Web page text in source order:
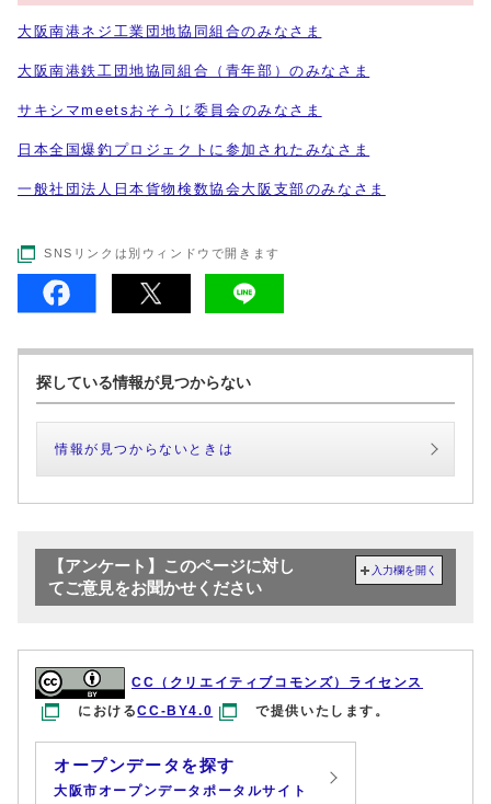
大阪南港ネジ工業団地協同組合のみなさま
大阪南港鉄工団地協同組合（青年部）のみなさま
サキシマmeetsおそうじ委員会のみなさま
日本全国爆釣プロジェクトに参加されたみなさま
一般社団法人日本貨物検数協会大阪支部のみなさま
SNSリンクは別ウィンドウで開きます
探している情報が見つからない
情報が見つからないときは
【アンケート】このページに対し
てご意見をお聞かせください
入力欄を開く
CC（クリエイティブコモンズ）ライセンス
におけるCC-BY4.0 で提供いたします。
オープンデータを探す
大阪市オープンデータポータルサイト